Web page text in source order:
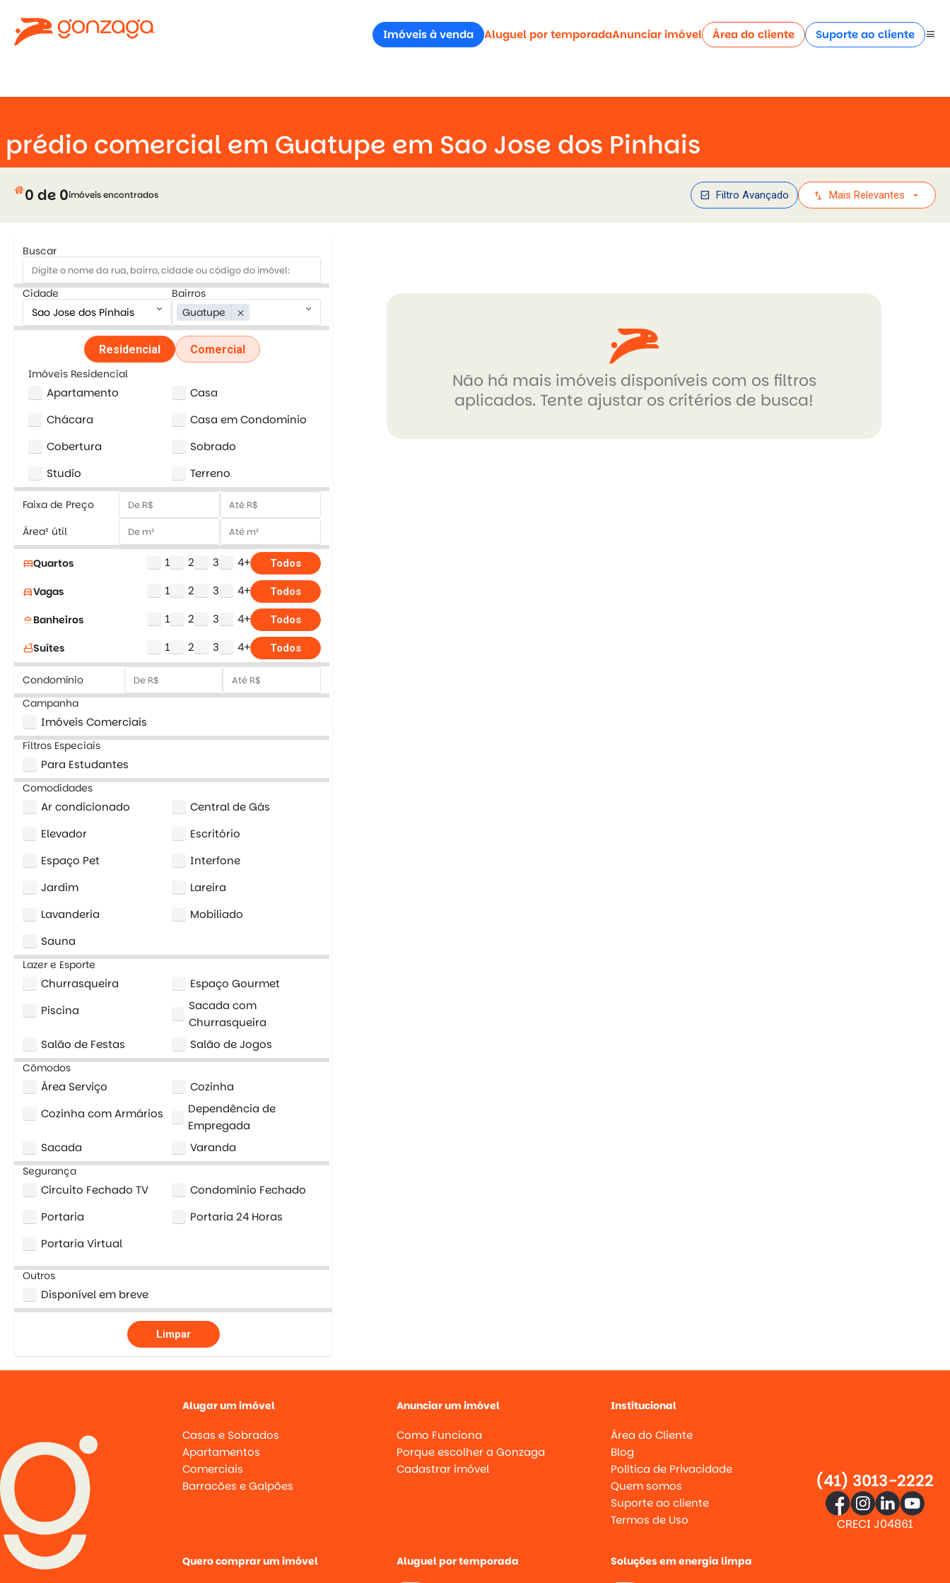
Imóveis à venda Aluguel por temporadaAnunciar imóvel Área do cliente Suporte ao cliente menu
prédio comercial em Guatupe em Sao Jose dos Pinhais
house0 de 0imóveis encontrados check_box Filtro Avançado swap_vert Mais Relevantes arrow_drop_down
Buscar
Cidade
keyboard_arrow_down
Bairros
Guatupe
close keyboard_arrow_down
Residencial Comercial
Imóveis Residencial
Apartamento
Casa
Chácara
Casa em Condominio
Cobertura
Sobrado
Studio
Terreno
Faixa de Preço
Área² útil
bedQuartos 1 2 3 4+ Todos
directions_carVagas 1 2 3 4+ Todos
shower Banheiros 1 2 3 4+ Todos
bathtubSuítes 1 2 3 4+ Todos
Condomínio
Campanha
Imóveis Comerciais
Filtros Especiais
Para Estudantes
Comodidades
Ar condicionado
Central de Gás
Elevador
Escritório
Espaço Pet
Interfone
Jardim
Lareira
Lavanderia
Mobiliado
Sauna
Lazer e Esporte
Churrasqueira
Espaço Gourmet
Piscina
Sacada com
Churrasqueira
Salão de Festas
Salão de Jogos
Cômodos
Área Serviço
Cozinha
Cozinha com Armários
Dependência de
Empregada
Sacada
Varanda
Segurança
Circuito Fechado TV
Condomínio Fechado
Portaria
Portaria 24 Horas
Portaria Virtual
Outros
Disponível em breve
Limpar
Não há mais imóveis disponíveis com os filtros
aplicados. Tente ajustar os critérios de busca!
Alugar um imóvel
Casas e Sobrados
Apartamentos
Comerciais
Barracões e Galpões
Anunciar um imóvel
Como Funciona
Porque escolher a Gonzaga
Cadastrar imóvel
Institucional
Área do Cliente
Blog
Política de Privacidade
Quem somos
Suporte ao cliente
Termos de Uso
Quero comprar um imóvel Aluguel por temporada Soluções em energia limpa
(41) 3013-2222
CRECI J04861